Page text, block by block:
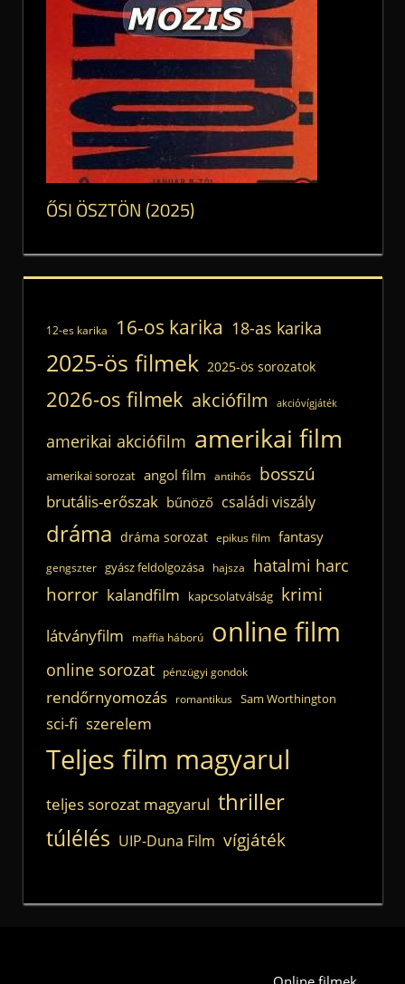
ŐSI ÖSZTÖN (2025)
12-es karika 16-os karika 18-as karika
2025-ös filmek 2025-ös sorozatok
2026-os filmek akciófilm akcióvígjáték
amerikai akciófilm amerikai film
amerikai sorozat angol film antihős bosszú
brutális-erőszak bűnöző családi viszály
dráma dráma sorozat epikus film fantasy
gengszter gyász feldolgozása hajsza hatalmi harc
horror kalandfilm kapcsolatválság krimi
látványfilm maffia háború online film
online sorozat pénzügyi gondok
rendőrnyomozás romantikus Sam Worthington
sci-fi szerelem
Teljes film magyarul
teljes sorozat magyarul thriller
túlélés UIP-Duna Film vígjáték